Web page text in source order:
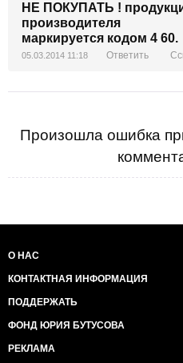
НЕ ПОКУПАТЬ !
производителя
маркируется кодом 4 60.
05.03.2014 11:18 Ответить
Произошла ошибка
О НАС
КОНТАКТНАЯ ИНФОРМАЦИЯ
ПОДДЕРЖАТЬ
ФОНД ЮРИЯ БУТУСОВА
РЕКЛАМА